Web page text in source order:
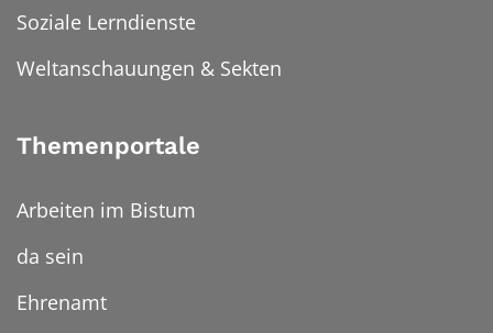
Soziale Lerndienste
Weltanschauungen & Sekten
Themenportale
Arbeiten im Bistum
da sein
Ehrenamt